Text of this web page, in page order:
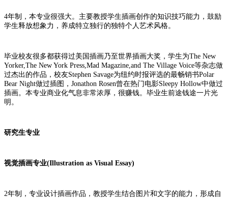
4年制，本专业很强大。主要教授学生插画创作的知识技巧能力，鼓励
学生释放想象力，养成特立独行的独特个人艺术风格。
毕业校友很多都获得过美国插画乃至世界插画大奖，学生为The New
Yorker,The New York Press,Mad Magazine,and The Village Voice等杂志做
过杰出的作品，校友Stephen Savage为纽约时报评选的最畅销书Polar
Bear Night做过插图，Jonathon Rosen曾在热门电影Sleepy Hollow中做过
插画。本专业商业化气息非常浓厚，很赚钱。毕业生前途钱途一片光
明。
研究生专业
视觉插画专业(Illustration as Visual Essay)
2年制，专业设计插画作品，教授学生结合图片和文字的能力，形成自